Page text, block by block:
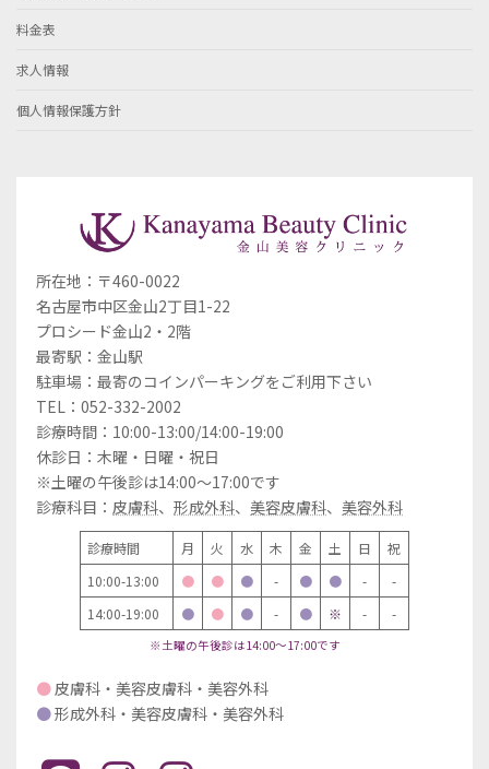
料金表
求人情報
個人情報保護方針
所在地：〒460-0022
名古屋市中区金山2丁目1-22
プロシード金山2・2階
最寄駅：金山駅
駐車場：最寄のコインパーキングをご利用下さい
TEL：052-332-2002
診療時間：10:00-13:00/14:00-19:00
休診日：木曜・日曜・祝日
※土曜の午後診は14:00～17:00です
診療科目： 皮膚科、 形成外科、 美容皮膚科、 美容外科
診療時間 月 火 水 木 金 土 日
祝
10:00-13:00
● ● ● - ● ● -
-
14:00-19:00
● ● ● - ● ※ - -
※土曜の午後診は14:00～17:00です
● 皮膚科・美容皮膚科・美容外科
●形成外科・美容皮膚科・美容外科